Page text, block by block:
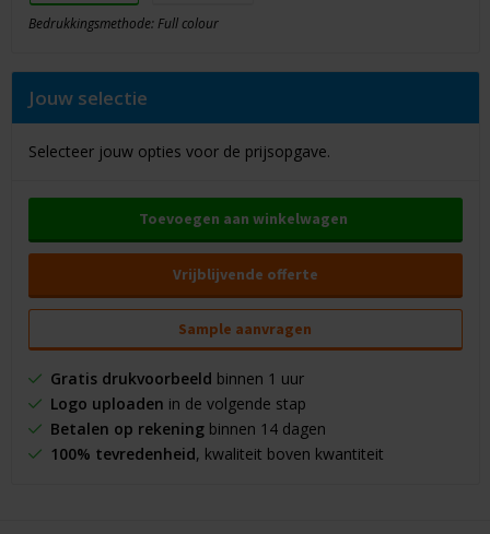
Bedrukkingsmethode: Full colour
Jouw selectie
Selecteer jouw opties voor de prijsopgave.
Toevoegen aan winkelwagen
Vrijblijvende offerte
Sample aanvragen
Gratis drukvoorbeeld binnen 1 uur
Logo uploaden in de volgende stap
Betalen op rekeningbinnen 14 dagen
100% tevredenheid, kwaliteit boven kwantiteit